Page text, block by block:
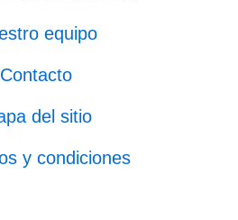
equipo
Contacto
del sitio
y condiciones